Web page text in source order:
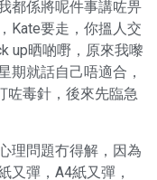
都係將呢件事講咗畀
Kate要走，你搵人交
up晒啲嘢，原來我嚟
期就話自己唔適合，
咗毒針，後來先臨急
理問題冇得解，因為
又彈，A4紙又彈，